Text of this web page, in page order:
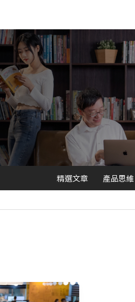
精選文章 產品思維